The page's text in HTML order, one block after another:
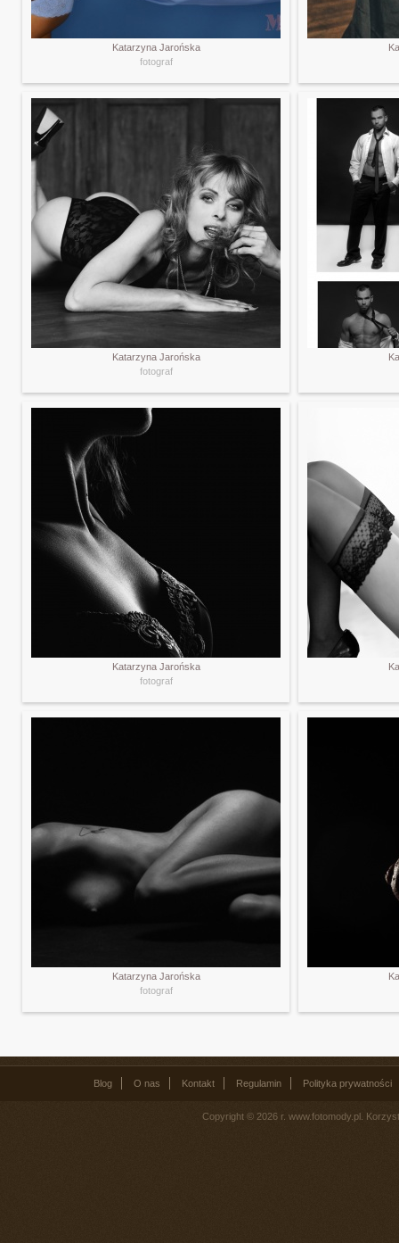
Katarzyna Jarońska
fotograf
Katarzyna Jarońska
fotograf
Katarzyna Jarońska
fotograf
Katarzyna Jarońska
fotograf
Blog O nas Kontakt Regulamin Polityka prywatności
Copyright © 2026 r. www.fotomody.pl.